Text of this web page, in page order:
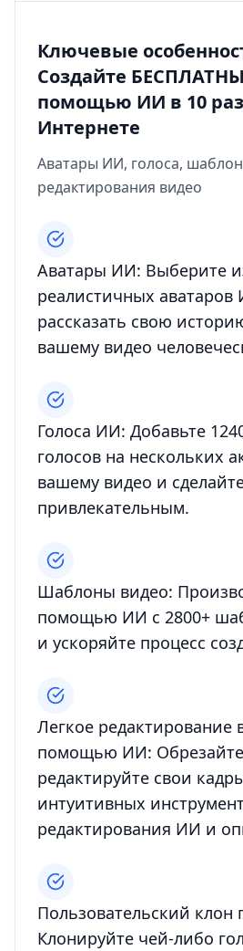
Ключевые
Создайте
помощью ИИ в 10
Интернете
Аватары ИИ, голоса,
редактирования видео
Аватары ИИ: Выберите
реалистичных
рассказать свою
вашему видео
Голоса ИИ: Добавьте
голосов на нескольких
вашему видео и
привлекательным.
Шаблоны видео:
помощью ИИ с 2800+
и ускоряйте процесс
Легкое редактирование
помощью ИИ:
редактируйте свои
интуитивных
редактирования ИИ и
Пользовательский клон
Клонируйте чей-либо